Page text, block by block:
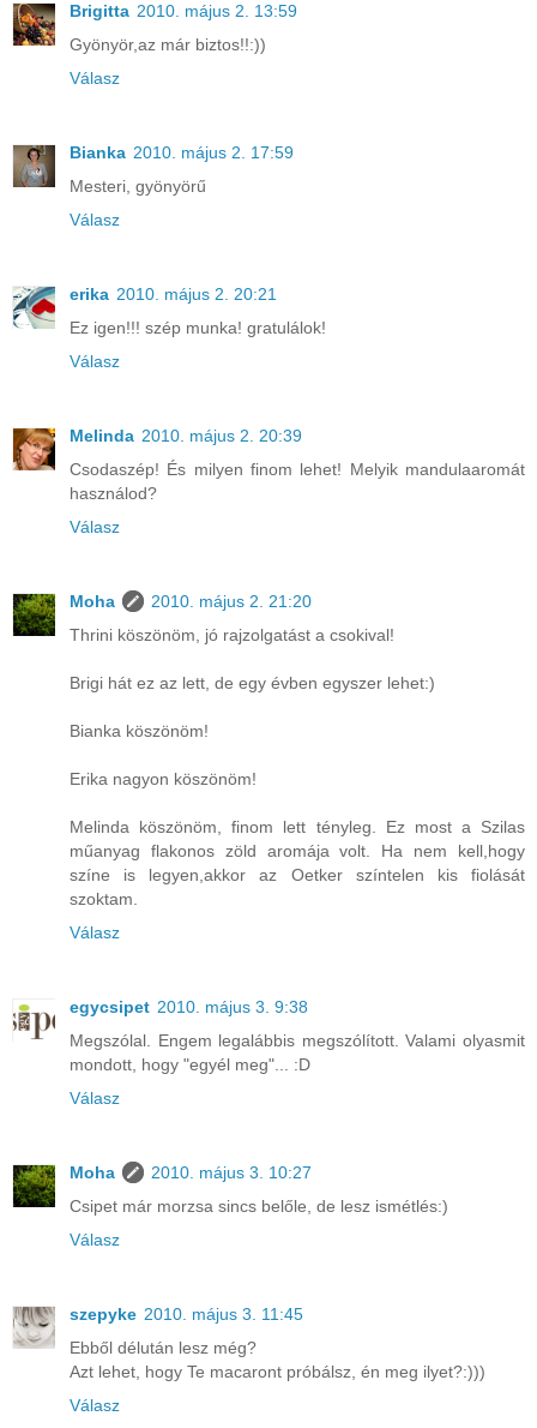
Brigitta 2010. május 2. 13:59
Gyönyör,az már biztos!!:))
Válasz
Bianka 2010. május 2. 17:59
Mesteri, gyönyörű
Válasz
erika 2010. május 2. 20:21
Ez igen!!! szép munka! gratulálok!
Válasz
Melinda 2010. május 2. 20:39
Csodaszép! És milyen finom lehet! Melyik mandulaaromát
használod?
Válasz
Moha
2010. május 2. 21:20
Thrini köszönöm, jó rajzolgatást a csokival!
Brigi hát ez az lett, de egy évben egyszer lehet:)
Bianka köszönöm!
Erika nagyon köszönöm!
Melinda köszönöm, finom lett tényleg. Ez most a Szilas
műanyag flakonos zöld aromája volt. Ha nem kell,hogy
színe is legyen,akkor az Oetker színtelen kis fiolását
szoktam.
Válasz
egycsipet 2010. május 3. 9:38
Megszólal. Engem legalábbis megszólított. Valami olyasmit
mondott, hogy "egyél meg"... :D
Válasz
Moha
2010. május 3. 10:27
Csipet már morzsa sincs belőle, de lesz ismétlés:)
Válasz
szepyke 2010. május 3. 11:45
Ebből délután lesz még?
Azt lehet, hogy Te macaront próbálsz, én meg ilyet?:)))
Válasz